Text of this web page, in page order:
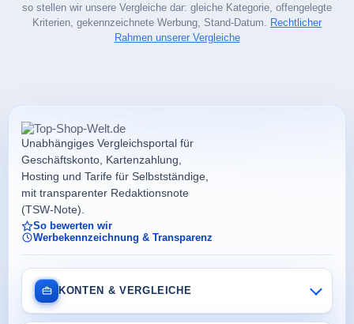
so stellen wir unsere Vergleiche dar: gleiche Kategorie, offengelegte
Kriterien, gekennzeichnete Werbung, Stand-Datum. Rechtlicher
Rahmen unserer Vergleiche
Unabhängiges Vergleichsportal für
Geschäftskonto, Kartenzahlung,
Hosting und Tarife für Selbstständige,
mit transparenter Redaktionsnote
(TSW-Note).
So bewerten wir
Werbekennzeichnung & Transparenz
KONTEN & VERGLEICHE